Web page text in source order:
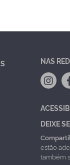
NAS
DEIXE
estão
também